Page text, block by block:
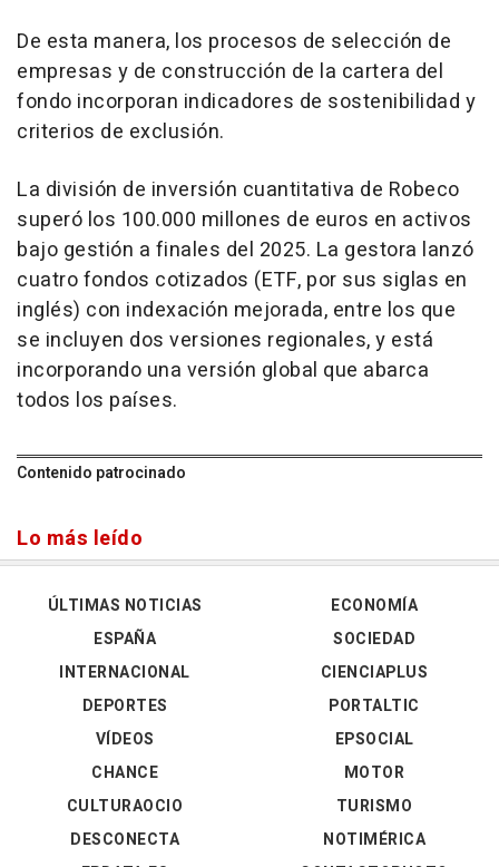
De esta manera, los procesos de selección de
empresas y de construcción de la cartera del
fondo incorporan indicadores de sostenibilidad y
criterios de exclusión.
La división de inversión cuantitativa de Robeco
superó los 100.000 millones de euros en activos
bajo gestión a finales del 2025. La gestora lanzó
cuatro fondos cotizados (ETF, por sus siglas en
inglés) con indexación mejorada, entre los que
se incluyen dos versiones regionales, y está
incorporando una versión global que abarca
todos los países.
Contenido patrocinado
Lo más leído
ÚLTIMAS NOTICIAS
ESPAÑA
INTERNACIONAL
DEPORTES
VÍDEOS
ECONOMÍA
SOCIEDAD
CIENCIAPLUS
PORTALTIC
EPSOCIAL
CHANCE
CULTURAOCIO
DESCONECTA
MOTOR
TURISMO
NOTIMÉRICA